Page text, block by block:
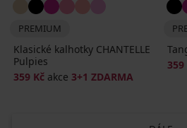
PREMIUM
Klasické kalhotky CHANTELLE
Pulpies
359 Kč akce 3+1 ZDARMA
359